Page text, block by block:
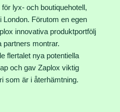
lyx- och boutiquehotell,
London. Förutom en egen
innovativa produktportfölj
partners montrar.
flertalet nya potentiella
och gav Zaplox viktig
som är i återhämtning.